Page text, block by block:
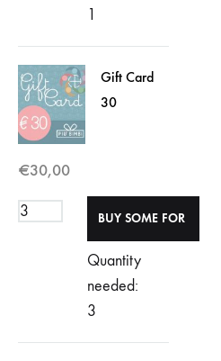
1
Gift Card
30
€30,00
Quantity
needed:
3